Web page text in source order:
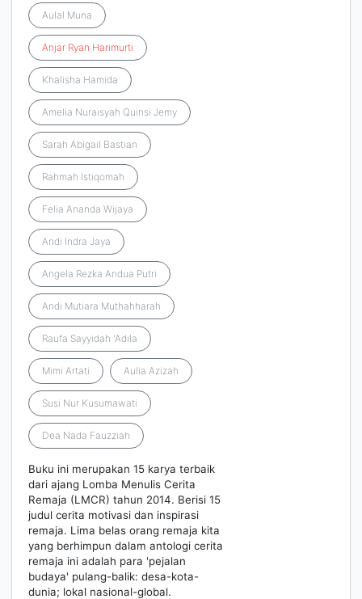
Aulal Muna
Anjar Ryan Harimurti
Khalisha Hamida
Amelia Nuraisyah Quinsi Jemy
Sarah Abigail Bastian
Rahmah Istiqomah
Felia Ananda Wijaya
Andi Indra Jaya
Angela Rezka Andua Putri
Andi Mutiara Muthahharah
Raufa Sayyidah 'Adila
Mimi Artati Aulia Azizah
Susi Nur Kusumawati
Dea Nada Fauzziah
Buku ini merupakan 15 karya terbaik
dari ajang Lomba Menulis Cerita
Remaja (LMCR) tahun 2014. Berisi 15
judul cerita motivasi dan inspirasi
remaja. Lima belas orang remaja kita
yang berhimpun dalam antologi cerita
remaja ini adalah para 'pejalan
budaya' pulang-balik: desa-kota-
dunia; lokal nasional-global.